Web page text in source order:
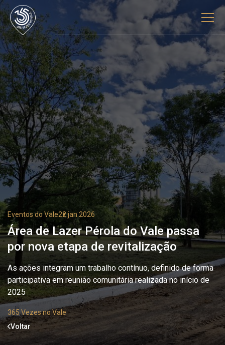
Eventos do Vale22 jan 2026
Área de Lazer Pérola do Vale passa
por nova etapa de revitalização
As ações integram um trabalho contínuo, definido de forma
participativa em reunião comunitária realizada no início de
2025
365 Vezes no Vale
Voltar